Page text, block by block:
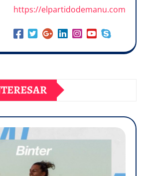
https://elpartidodemanu.com